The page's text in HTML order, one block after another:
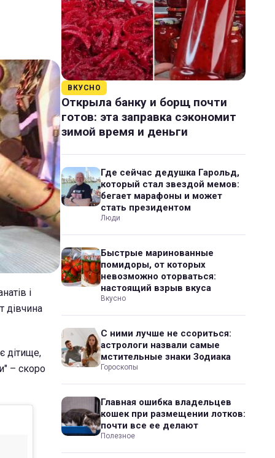
і
дівчина
дітище,
– скоро
ВКУСНО
Открыла банку и борщ почти
готов: эта заправка сэкономит
зимой время и деньги
Где сейчас дедушка Гарольд,
который стал звездой мемов:
бегает марафоны и может
стать президентом
Люди
Быстрые маринованные
помидоры, от которых
невозможно оторваться:
настоящий взрыв вкуса
Вкусно
С ними лучше не ссориться:
астрологи назвали самые
мстительные знаки Зодиака
Гороскопы
Главная ошибка владельцев
кошек при размещении лотков:
почти все ее делают
Полезное